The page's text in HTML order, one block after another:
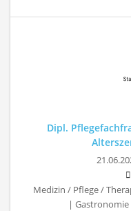
Dipl.
Medizin / Pflege /
|